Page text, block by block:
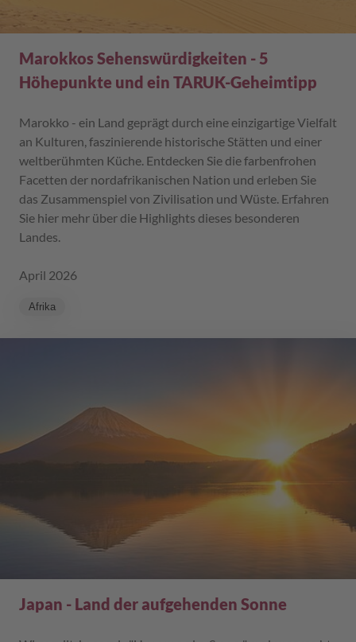
Marokkos Sehenswürdigkeiten - 5
Höhepunkte und ein TARUK-Geheimtipp
Marokko - ein Land geprägt durch eine einzigartige Vielfalt
an Kulturen, faszinierende historische Stätten und einer
weltberühmten Küche. Entdecken Sie die farbenfrohen
Facetten der nordafrikanischen Nation und erleben Sie
das Zusammenspiel von Zivilisation und Wüste. Erfahren
Sie hier mehr über die Highlights dieses besonderen
Landes.
April 2026
Afrika
Japan - Land der aufgehenden Sonne